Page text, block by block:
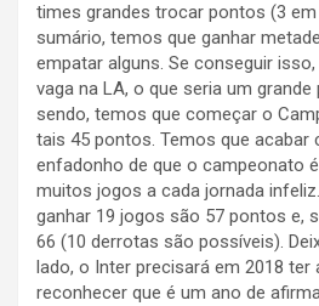
times grandes trocar pontos (3
sumário, temos que ganhar
empatar alguns. Se conseguir
vaga na LA, o que seria um
sendo, temos que começar o
tais 45 pontos. Temos que acabar
enfadonho de que o campeonato
muitos jogos a cada jornada
ganhar 19 jogos são 57 pontos e,
66 (10 derrotas são possíveis).
lado, o Inter precisará em 2018 ter
reconhecer que é um ano de